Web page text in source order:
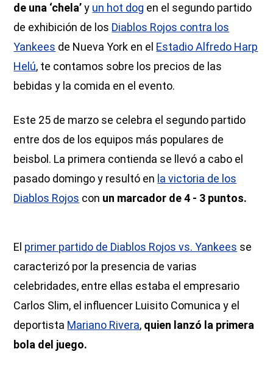
de una ‘chela’y un hot dog en el segundo partido
de exhibición de los Diablos Rojos contra los
Yankees de Nueva York en el Estadio Alfredo Harp
Helú, te contamos sobre los precios de las
bebidas y la comida en el evento.
Este 25 de marzo se celebra el segundo partido
entre dos de los equipos más populares de
beisbol. La primera contienda se llevó a cabo el
pasado domingo y resultó en la victoria de los
Diablos Rojos con un marcador de 4 - 3 puntos.
El primer partido de Diablos Rojos vs. Yankees se
caracterizó por la presencia de varias
celebridades, entre ellas estaba el empresario
Carlos Slim, el influencer Luisito Comunica y el
deportista Mariano Rivera, quien lanzó la primera
bola del juego.